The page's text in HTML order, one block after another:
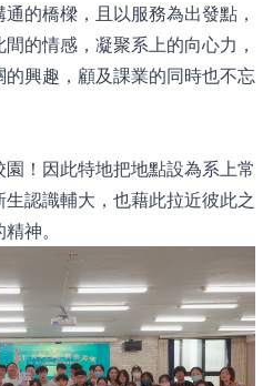
的橋樑，且以服務為出發點，
的情感，凝聚系上的向心力，
興趣，顧及課業的同時也不忘
！因此特地把地點設為系上常
認識輔大，也藉此拉近彼此之
神。